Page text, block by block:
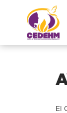
El